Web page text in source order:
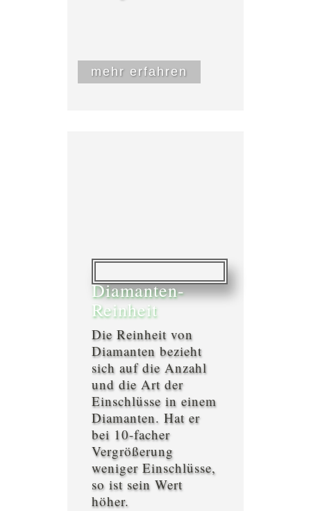
mehr erfahren
Diamanten-
Reinheit
Die Reinheit von
Diamanten bezieht
sich auf die Anzahl
und die Art der
Einschlüsse in einem
Diamanten. Hat er
bei 10-facher
Vergrößerung
weniger Einschlüsse,
so ist sein Wert
höher.